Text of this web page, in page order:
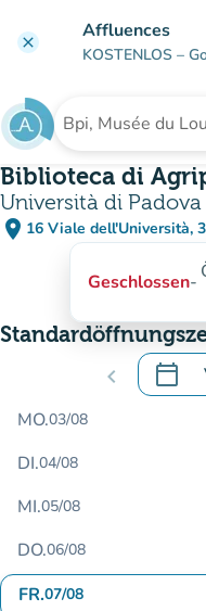
clear Affluences
KOSTENLOS –
Suche nach einer
Biblioteca di
Università di Padova
place 16 Viale dell'Università,
(in
Geschlossen-
chevron_left calendar_today
.
MO.03/08
DI.04/08
MI.05/08
DO.06/08
FR.07/08